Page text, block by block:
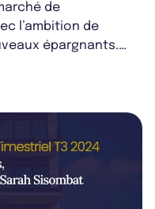
de
l’ambition de
épargnants.
transparence, la...